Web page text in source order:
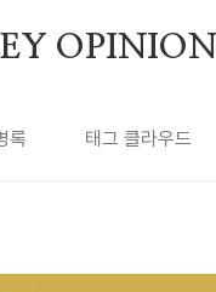
OPINION
록 태그 클라우드